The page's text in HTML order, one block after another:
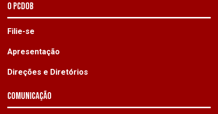
O PCdoB
Filie-se
Apresentação
Direções e Diretórios
Comunicação